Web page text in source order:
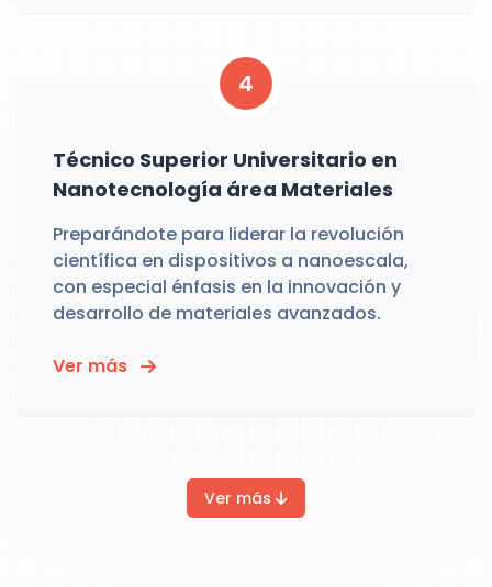
4
Técnico Superior Universitario en
Nanotecnología área Materiales
Preparándote para liderar la revolución
científica en dispositivos a nanoescala,
con especial énfasis en la innovación y
desarrollo de materiales avanzados.
Ver más
Ver más